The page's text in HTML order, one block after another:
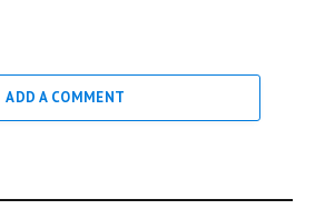
ADD A COMMENT